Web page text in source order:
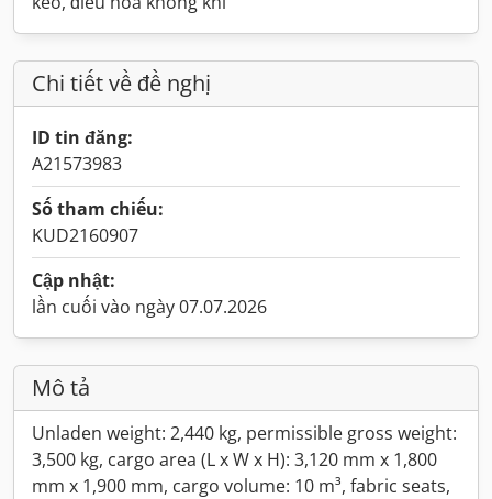
Chi tiết về đề nghị
ID tin đăng:
A21573983
Số tham chiếu:
KUD2160907
Cập nhật:
lần cuối vào ngày 07.07.2026
Mô tả
Unladen weight: 2,440 kg, permissible gross weight:
3,500 kg, cargo area (L x W x H): 3,120 mm x 1,800
mm x 1,900 mm, cargo volume: 10 m³, fabric seats,